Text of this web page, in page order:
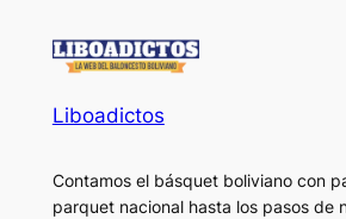
Liboadictos
Contamos el básquet boliviano con
parquet nacional hasta los pasos de